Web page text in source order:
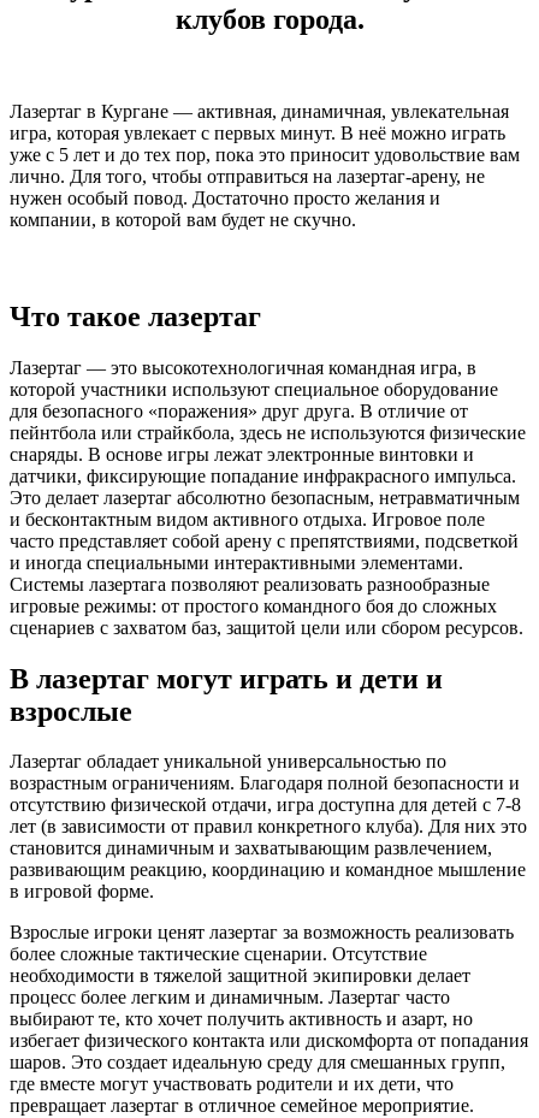
клубов города.
Лазертаг в Кургане — активная, динамичная, увлекательная
игра, которая увлекает с первых минут. В неё можно играть
уже с 5 лет и до тех пор, пока это приносит удовольствие вам
лично. Для того, чтобы отправиться на лазертаг-арену, не
нужен особый повод. Достаточно просто желания и
компании, в которой вам будет не скучно.
Что такое лазертаг
Лазертаг — это высокотехнологичная командная игра, в
которой участники используют специальное оборудование
для безопасного «поражения» друг друга. В отличие от
пейнтбола или страйкбола, здесь не используются физические
снаряды. В основе игры лежат электронные винтовки и
датчики, фиксирующие попадание инфракрасного импульса.
Это делает лазертаг абсолютно безопасным, нетравматичным
и бесконтактным видом активного отдыха. Игровое поле
часто представляет собой арену с препятствиями, подсветкой
и иногда специальными интерактивными элементами.
Системы лазертага позволяют реализовать разнообразные
игровые режимы: от простого командного боя до сложных
сценариев с захватом баз, защитой цели или сбором ресурсов.
В лазертаг могут играть и дети и
взрослые
Лазертаг обладает уникальной универсальностью по
возрастным ограничениям. Благодаря полной безопасности и
отсутствию физической отдачи, игра доступна для детей с 7-8
лет (в зависимости от правил конкретного клуба). Для них это
становится динамичным и захватывающим развлечением,
развивающим реакцию, координацию и командное мышление
в игровой форме.
Взрослые игроки ценят лазертаг за возможность реализовать
более сложные тактические сценарии. Отсутствие
необходимости в тяжелой защитной экипировки делает
процесс более легким и динамичным. Лазертаг часто
выбирают те, кто хочет получить активность и азарт, но
избегает физического контакта или дискомфорта от попадания
шаров. Это создает идеальную среду для смешанных групп,
где вместе могут участвовать родители и их дети, что
превращает лазертаг в отличное семейное мероприятие.